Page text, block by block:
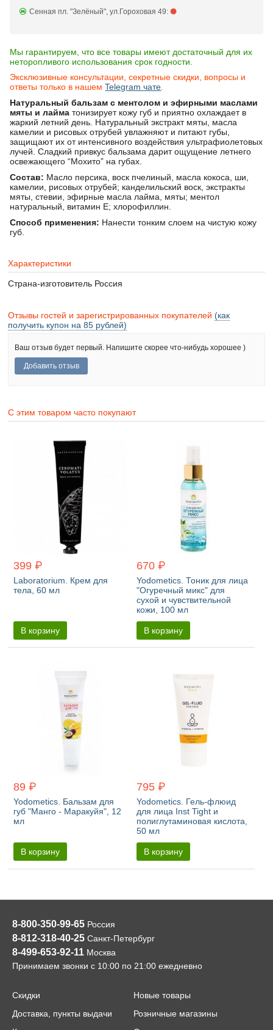
Сенная пл. "Зелёный", ул.Гороховая 49:
Мы гарантируем, что все товары имеют достаточный для их
неторопливого использования срок годности.
Эксклюзивные консультации, секретные скидки, вопросы и
ответы только в нашемTelegram чате.
Натуральный бальзам с ментолом и эфирными маслами
мяты и лайма тонизирует кожу губ и приятно охлаждает в
жаркий летний день. Натуральный экстракт мяты, масла
камелии и рисовых отрубей увлажняют и питают губы,
защищают их от интенсивного воздействия ультрафиолетовых
лучей. Сладкий привкус бальзама дарит ощущение летнего
освежающего “Мохито” на губах.
Состав: Масло персика, воск пчелиный, масла кокоса, ши,
камелии, рисовых отрубей; канделильский воск, экстракты
мяты, стевии, эфирные масла лайма, мяты; ментол
натуральный, витамин Е; хлорофиллин.
Способ применения: Нанести тонким слоем на чистую кожу
губ.
Характеристики
Страна-изготовитель Россия
Отзывы гостей и зарегистрированных покупателей (как
получить купон на 85 рублей)
Ваш отзыв будет первый. Напишите скорее что-нибудь хорошее )
С этим товаром часто покупают
399 ₽
Laboratorium. Крем для
тела, 60 мл
В корзину
670 ₽
Yodometics. Тоник для лица
"Огуречный микс" для
сухой и чувствительной
кожи, 100 мл
В корзину
89 ₽
Yodometics. Бальзам для
губ "Манго - Маракуйя", 12
мл
В корзину
795 ₽
Yodometics. Гель-флюид
для лица Inst Tight и
полиглутаминовая кислота,
50 мл
В корзину
8-800-350-99-65 Россия
8-812-318-40-25 Санкт-Петербург
8-499-653-92-11 Москва
Принимаем звонки с 10:00 по 21:00 ежедневно
Скидки
Новые товары
Доставка, пункты выдачи
Розничные магазины